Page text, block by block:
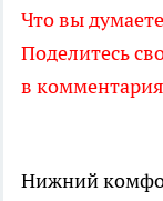
Что вы
Поделитесь
в
Нижний